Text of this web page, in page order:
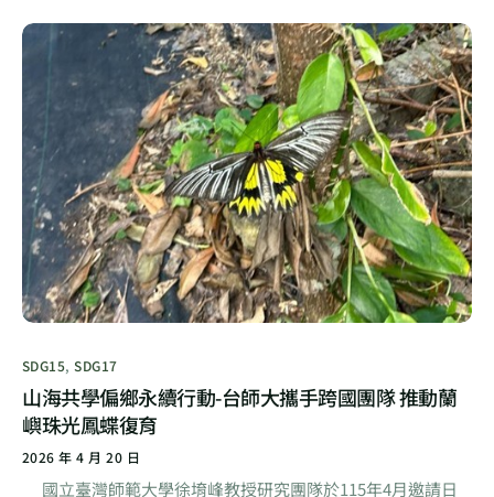
SDG15,SDG17
山海共學偏鄉永續行動-台師大攜手跨國團隊 推動蘭
嶼珠光鳳蝶復育
2026 年 4 月 20 日
國立臺灣師範大學徐堉峰教授研究團隊於115年4月邀請日